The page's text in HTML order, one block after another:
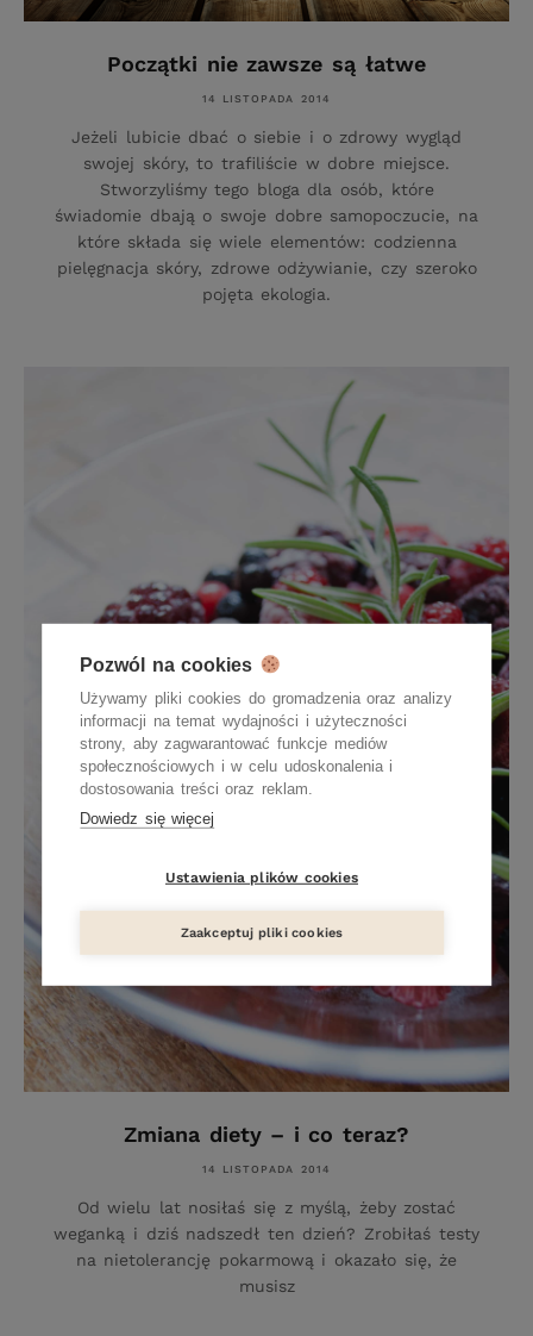
Początki nie zawsze są łatwe
14 LISTOPADA 2014
Jeżeli lubicie dbać o siebie i o zdrowy wygląd
swojej skóry, to trafiliście w dobre miejsce.
Stworzyliśmy tego bloga dla osób, które
świadomie dbają o swoje dobre samopoczucie, na
które składa się wiele elementów: codzienna
pielęgnacja skóry, zdrowe odżywianie, czy szeroko
pojęta ekologia.
Zmiana diety – i co teraz?
14 LISTOPADA 2014
Od wielu lat nosiłaś się z myślą, żeby zostać
weganką i dziś nadszedł ten dzień? Zrobiłaś testy
na nietolerancję pokarmową i okazało się, że
musisz
Pozwól na cookies
Używamy pliki cookies do gromadzenia oraz analizy
informacji na temat wydajności i użyteczności
strony, aby zagwarantować funkcje mediów
społecznościowych i w celu udoskonalenia i
dostosowania treści oraz reklam.
Dowiedz się więcej
Ustawienia plików cookies
Zaakceptuj pliki cookies